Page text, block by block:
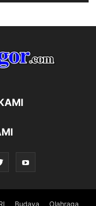
Budaya Olahraga